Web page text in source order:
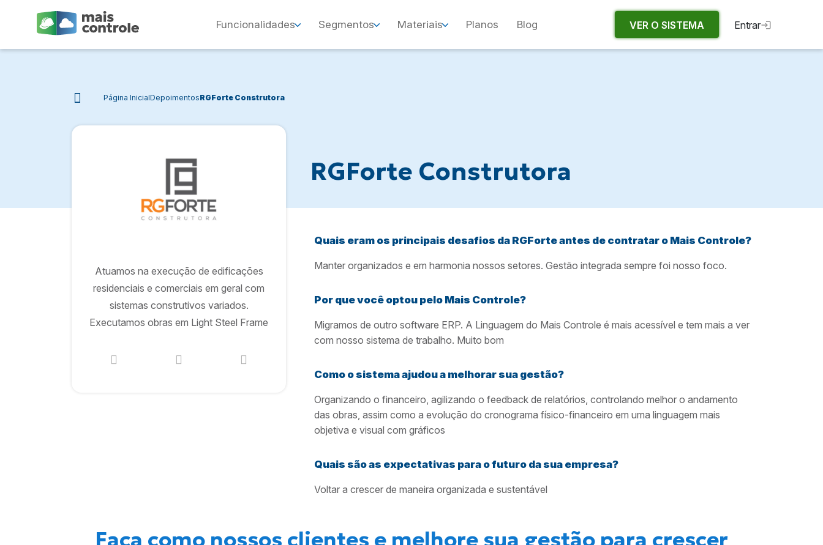
Funcionalidades Segmentos Materiais Planos Blog VER O SISTEMA Entrar
Página InicialDepoimentosRGForte Construtora
RGForte Construtora
Quais eram os principais desafios da RGForte antes de contratar o Mais Controle?
Manter organizados e em harmonia nossos setores. Gestão integrada sempre foi nosso foco.
Por que você optou pelo Mais Controle?
Migramos de outro software ERP. A Linguagem do Mais Controle é mais acessível e tem mais a ver
com nosso sistema de trabalho. Muito bom
Como o sistema ajudou a melhorar sua gestão?
Organizando o financeiro, agilizando o feedback de relatórios, controlando melhor o andamento
das obras, assim como a evolução do cronograma físico-financeiro em uma linguagem mais
objetiva e visual com gráficos
Quais são as expectativas para o futuro da sua empresa?
Voltar a crescer de maneira organizada e sustentável
Atuamos na execução de edificações
residenciais e comerciais em geral com
sistemas construtivos variados.
Executamos obras em Light Steel Frame
Faça como nossos clientes e melhore sua gestão para crescer